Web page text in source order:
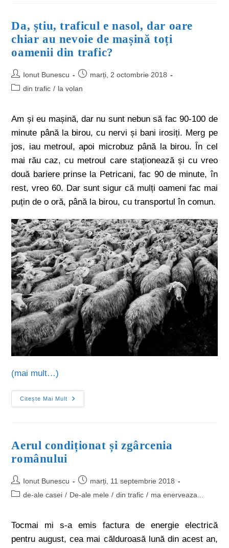
Da, știu, traficul e nasol, dar oare
chiar au nevoie de mașină toți
oamenii din trafic?
Ionut Bunescu
marți, 2 octombrie 2018
din trafic / la volan
Am și eu mașină, dar nu sunt nebun să fac 90-100 de
minute până la birou, cu nervi și bani irosiți. Merg pe
jos, iau metroul, apoi microbuz până la birou. În cel
mai rău caz, cu metroul care staționează și cu vreo
două bariere prinse la Petricani, fac 90 de minute, în
rest, vreo 60. Dar sunt sigur că mulți oameni fac mai
puțin de o oră, până la birou, cu transportul în comun.
(mai mult…)
Citește Mai Mult
Aerul condiționat și zgârcenia
românului
Ionut Bunescu
marți, 11 septembrie 2018
de-ale casei / De-ale mele / din trafic / ma enerveaza...
Tocmai mi s-a emis factura de energie electrică
pentru august, cea mai călduroasă lună din acest an,